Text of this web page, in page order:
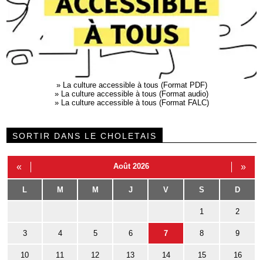
»
La culture accessible à tous (Format PDF)
»
La culture accessible à tous (Format audio)
»
La culture accessible à tous (Format FALC)
SORTIR DANS LE CHOLETAIS
« Août 2026 »
L M M J V S D
1 2
3 4 5 6 7 8 9
10 11 12 13 14 15 16